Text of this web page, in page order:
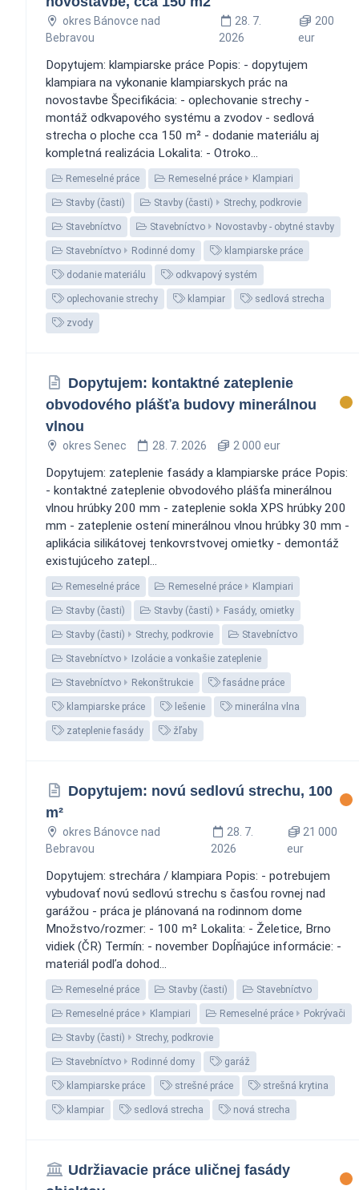
okres Bánovce nad
Bebravou
28. 7.
2026
200
eur
Dopytujem: klampiarske práce Popis: - dopytujem
klampiara na vykonanie klampiarskych prác na
novostavbe Špecifikácia: - oplechovanie strechy -
montáž odkvapového systému a zvodov - sedlová
strecha o ploche cca 150 m² - dodanie materiálu aj
kompletná realizácia Lokalita: - Otroko...
Remeselné práce Remeselné práce Klampiari
Stavby (časti) Stavby (časti) Strechy, podkrovie
Stavebníctvo Stavebníctvo Novostavby - obytné stavby
Stavebníctvo Rodinné domy klampiarske práce
dodanie materiálu odkvapový systém
oplechovanie strechy klampiar sedlová strecha
zvody
Dopytujem: kontaktné zateplenie
obvodového plášťa budovy minerálnou
vlnou
okres Senec 28. 7. 2026 2 000 eur
Dopytujem: zateplenie fasády a klampiarske práce Popis:
- kontaktné zateplenie obvodového plášťa minerálnou
vlnou hrúbky 200 mm - zateplenie sokla XPS hrúbky 200
mm - zateplenie ostení minerálnou vlnou hrúbky 30 mm -
aplikácia silikátovej tenkovrstvovej omietky - demontáž
existujúceho zatepl...
Remeselné práce Remeselné práce Klampiari
Stavby (časti) Stavby (časti) Fasády, omietky
Stavby (časti) Strechy, podkrovie Stavebníctvo
Stavebníctvo Izolácie a vonkašie zateplenie
Stavebníctvo Rekonštrukcie fasádne práce
klampiarske práce lešenie minerálna vlna
zateplenie fasády žľaby
Dopytujem: novú sedlovú strechu, 100
m²
okres Bánovce nad
Bebravou
28. 7.
2026
21 000
eur
Dopytujem: strechára / klampiara Popis: - potrebujem
vybudovať novú sedlovú strechu s časťou rovnej nad
garážou - práca je plánovaná na rodinnom dome
Množstvo/rozmer: - 100 m² Lokalita: - Želetice, Brno
vidiek (ČR) Termín: - november Dopĺňajúce informácie: -
materiál podľa dohod...
Remeselné práce Stavby (časti) Stavebníctvo
Remeselné práce Klampiari Remeselné práce Pokrývači
Stavby (časti) Strechy, podkrovie
Stavebníctvo Rodinné domy garáž
klampiarske práce strešné práce strešná krytina
klampiar sedlová strecha nová strecha
Udržiavacie práce uličnej fasády